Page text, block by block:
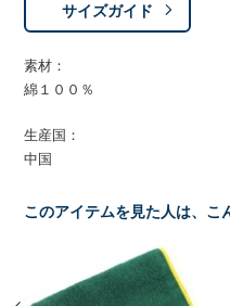
サイズガイド
素材：
綿１００％
生産国：
中国
このアイテムを見た人は、こ